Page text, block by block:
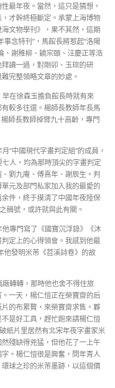
最年夜。當然，這只是猜想，
才幹終極斷定。承蒙上海博物
文物學刊》，果不其然，這期
念特刊”，馬館長將惹起“洛陽
、謝稚柳、饒宗頤、汪慶正等浩
讀一過，對剛卯、玉琮的研
完整領略文章的妙處。
在徐森玉擔負館長時就有來
較多往還。楊師長教師年長馬
師長教師掉臂九十高齡，專門
“中國現代字畫判定組”的成員，
人，均為那時頂尖的字畫判定
劉九庵、傅熹年、謝辰生。判
元及部門私家加入我的最愛的
件，終于摸清了中國年夜陸保
稱號，或許就與此有關。
專門寫了《國寶沉浮錄》《沐
定上的心得領會。我感到他最
他發明米芾《苕溪詩卷》的故
轉轉，那時他也舍不得住旅
一天，楊仁愷正在榮寶齋的后
的布累贅，來榮寶齋求售。夥
是好工具，趕忙跑來請楊仁愷
紙片里居然有北宋年夜字畫家米
殘缺得兇猛，但他花了一上午
。楊仁愷很是興奮，問年青人
球之珍的米芾墨跡，以這個價